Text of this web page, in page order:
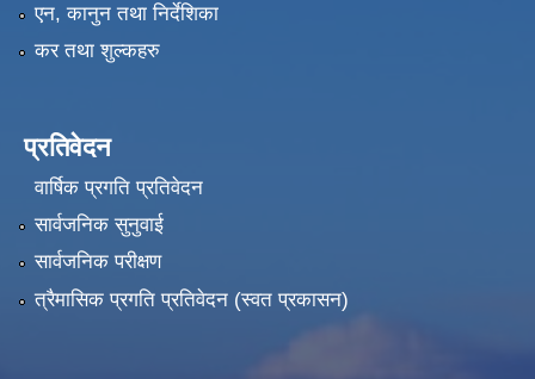
एन, कानुन तथा निर्देशिका
कर तथा शुल्कहरु
प्रतिवेदन
वार्षिक प्रगति प्रतिवेदन
सार्वजनिक सुनुवाई
सार्वजनिक परीक्षण
त्रैमासिक प्रगति प्रतिवेदन (स्वत प्रकासन)